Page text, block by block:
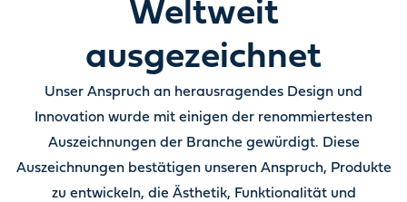
Weltweit
ausgezeichnet
Unser Anspruch an herausragendes Design und
Innovation wurde mit einigen der renommiertesten
Auszeichnungen der Branche gewürdigt. Diese
Auszeichnungen bestätigen unseren Anspruch, Produkte
zu entwickeln, die Ästhetik, Funktionalität und